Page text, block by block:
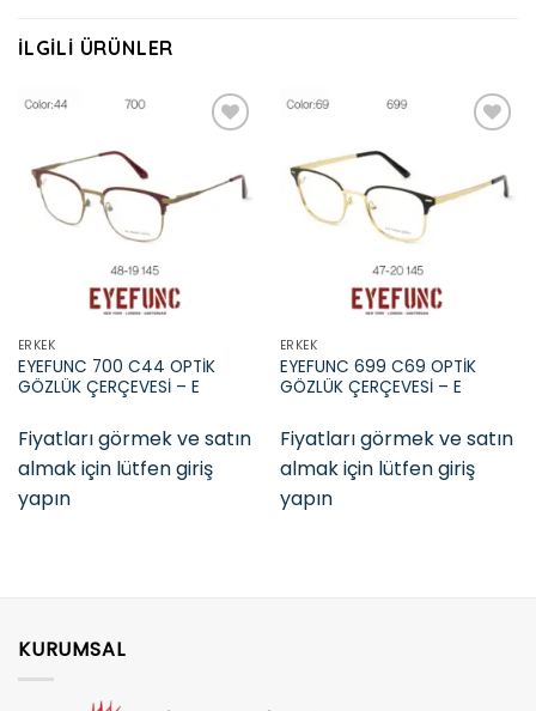
İLGILI ÜRÜNLER
Add to
wishlist
ERKEK
EYEFUNC 700 C44 OPTİK
GÖZLÜK ÇERÇEVESİ – E
Fiyatları görmek ve satın
almak için lütfen giriş
yapın
Add to
wishlist
ERKEK
EYEFUNC 699 C69 OPTİK
GÖZLÜK ÇERÇEVESİ – E
Fiyatları görmek ve satın
almak için lütfen giriş
yapın
KURUMSAL